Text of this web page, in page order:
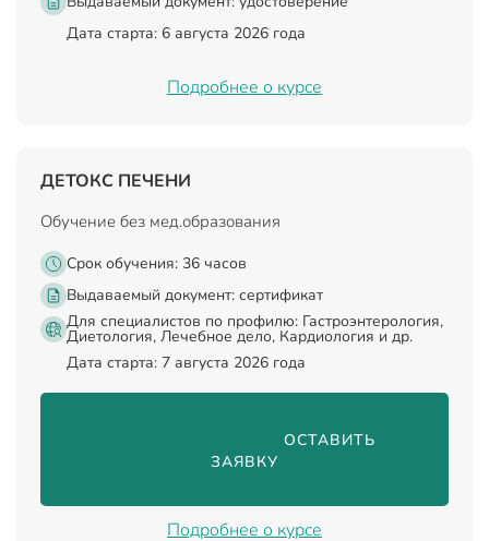
Дата старта: 6 августа 2026 года
Подробнее о курсе
ДЕТОКС ПЕЧЕНИ
Обучение без мед.образования
Срок обучения: 36 часов
Выдаваемый документ: сертификат
Для специалистов по профилю: Гастроэнтерология,
Диетология, Лечебное дело, Кардиология и др.
Дата старта: 7 августа 2026 года
                                ОСТАВИТЬ
ЗАЯВКУ
Подробнее о курсе